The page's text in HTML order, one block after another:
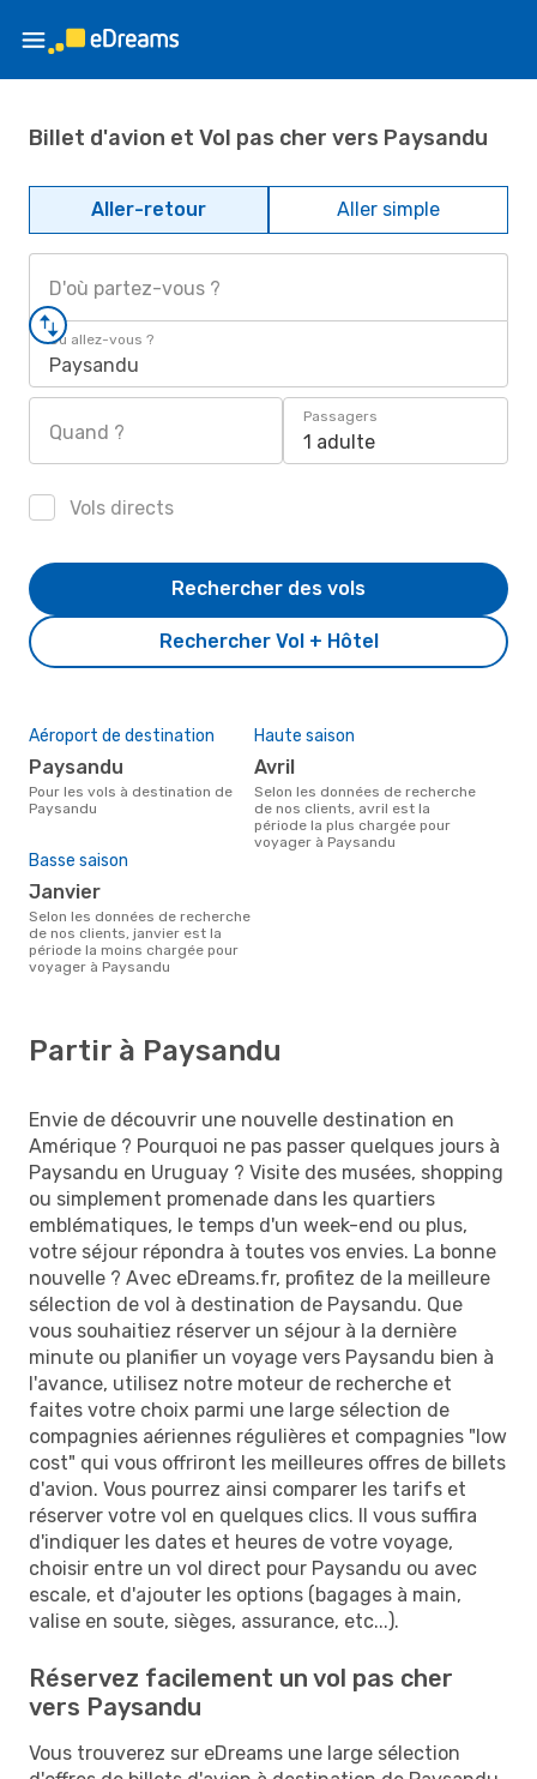
Billet d'avion et Vol pas cher vers Paysandu
Aller-retour Aller simple
D'où partez-vous ?
Où allez-vous ?
Paysandu
Quand ?
Passagers
1 adulte
Vols directs
Rechercher Vol + Hôtel
Rechercher des vols
Aéroport de destination
Paysandu
Pour les vols à destination de
Paysandu
Haute saison
avril
Selon les données de recherche
de nos clients, avril est la
période la plus chargée pour
voyager à Paysandu
Basse saison
janvier
Selon les données de recherche
de nos clients, janvier est la
période la moins chargée pour
voyager à Paysandu
Partir à Paysandu
Envie de découvrir une nouvelle destination en
Amérique ? Pourquoi ne pas passer quelques jours à
Paysandu en Uruguay ? Visite des musées, shopping
ou simplement promenade dans les quartiers
emblématiques, le temps d'un week-end ou plus,
votre séjour répondra à toutes vos envies. La bonne
nouvelle ? Avec eDreams.fr, profitez de la meilleure
sélection de vol à destination de Paysandu. Que
vous souhaitiez réserver un séjour à la dernière
minute ou planifier un voyage vers Paysandu bien à
l'avance, utilisez notre moteur de recherche et
faites votre choix parmi une large sélection de
compagnies aériennes régulières et compagnies "low
cost" qui vous offriront les meilleures offres de billets
d'avion. Vous pourrez ainsi comparer les tarifs et
réserver votre vol en quelques clics. Il vous suffira
d'indiquer les dates et heures de votre voyage,
choisir entre un vol direct pour Paysandu ou avec
escale, et d'ajouter les options (bagages à main,
valise en soute, sièges, assurance, etc...).
Réservez facilement un vol pas cher
vers Paysandu
Vous trouverez sur eDreams une large sélection